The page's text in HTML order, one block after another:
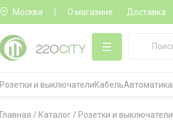
Москва О магазине Доставка
Розетки и выключателиКабельАвтоматика
Главная / Каталог / Розетки и выключатели